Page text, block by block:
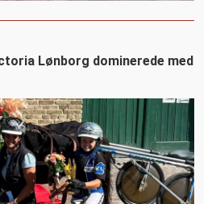
Lønborg dominerede med